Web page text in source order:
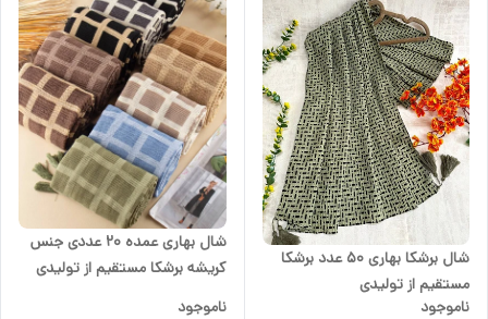
شال برشکا بهاری 50 عدد برشکا
مستقیم از تولیدی
ناموجود
شال بهاری عمده ۲۰ عددی جنس
کریشه برشکا مستقیم از تولیدی
ناموجود